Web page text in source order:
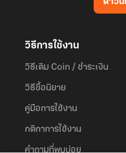
วิธีการใช้งาน
วิธีเติม Coin / ชำระเงิน
วิธีซื้อนิยาย
คู่มือการใช้งาน
กติกาการใช้งาน
คำถามที่พบบ่อย